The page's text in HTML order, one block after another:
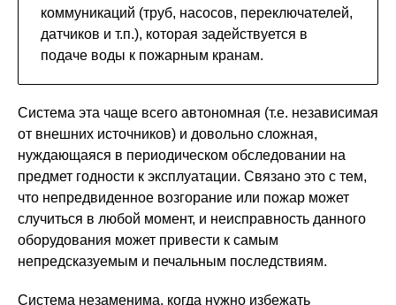
коммуникаций (труб, насосов, переключателей,
датчиков и т.п.), которая задействуется в
подаче воды к пожарным кранам.
Система эта чаще всего автономная (т.е. независимая
от внешних источников) и довольно сложная,
нуждающаяся в периодическом обследовании на
предмет годности к эксплуатации. Связано это с тем,
что непредвиденное возгорание или пожар может
случиться в любой момент, и неисправность данного
оборудования может привести к самым
непредсказуемым и печальным последствиям.
Система незаменима, когда нужно избежать